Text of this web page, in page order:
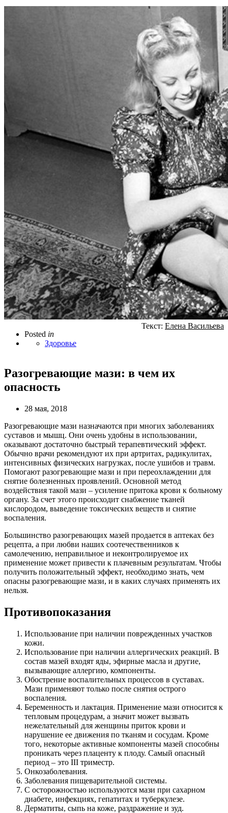
Posted in
Здоровье
Текст: Елена Васильева
Разогревающие мази: в чем их
опасность
28 мая, 2018
Разогревающие мази назначаются при многих заболеваниях
суставов и мышц. Они очень удобны в использовании,
оказывают достаточно быстрый терапевтический эффект.
Обычно врачи рекомендуют их при артритах, радикулитах,
интенсивных физических нагрузках, после ушибов и травм.
Помогают разогревающие мази и при переохлаждении для
снятие болезненных проявлений. Основной метод
воздействия такой мази – усиление притока крови к больному
органу. За счет этого происходит снабжение тканей
кислородом, выведение токсических веществ и снятие
воспаления.
Большинство разогревающих мазей продается в аптеках без
рецепта, а при любви наших соотечественников к
самолечению, неправильное и неконтролируемое их
применение может привести к плачевным результатам. Чтобы
получить положительный эффект, необходимо знать, чем
опасны разогревающие мази, и в каких случаях применять их
нельзя.
Противопоказания
Использование при наличии поврежденных участков
кожи.
Использование при наличии аллергических реакций. В
состав мазей входят яды, эфирные масла и другие,
вызывающие аллергию, компоненты.
Обострение воспалительных процессов в суставах.
Мази применяют только после снятия острого
воспаления.
Беременность и лактация. Применение мази относится к
тепловым процедурам, а значит может вызвать
нежелательный для женщины приток крови и
нарушение ее движения по тканям и сосудам. Кроме
того, некоторые активные компоненты мазей способны
проникать через плаценту к плоду. Самый опасный
период – это III триместр.
Онкозаболевания.
Заболевания пищеварительной системы.
С осторожностью используются мази при сахарном
диабете, инфекциях, гепатитах и туберкулезе.
Дерматиты, сыпь на коже, раздражение и зуд.